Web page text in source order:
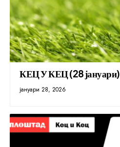
КЕЦ У КЕЦ (28 јануари)
јануари 28, 2026